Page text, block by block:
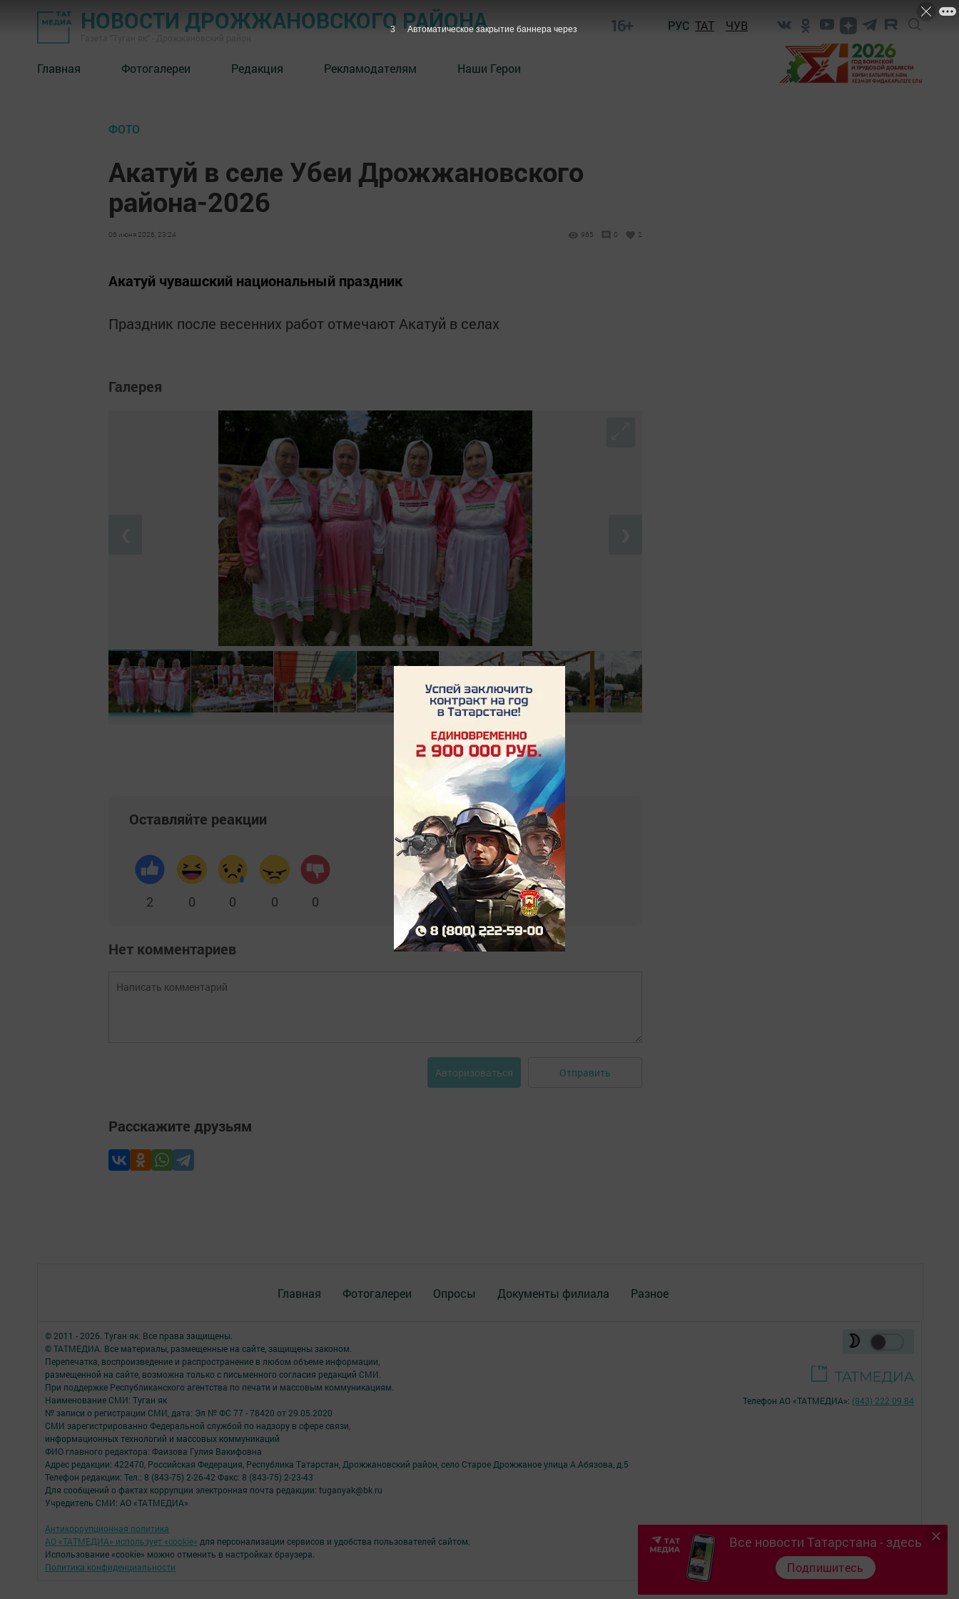
НОВОСТИ ДРОЖЖАНОВСКОГО РАЙОНА 16+ РУС ТАТ ЧУВ
Главная Фотогалереи Редакция Рекламодателям Наши Герои
ФОТО
Акатуй в селе Убеи Дрожжановского
района-2026
06 июня 2026, 23:24 965 0 2
Акатуй чувашский национальный праздник
Праздник после весенних работ отмечают Акатуй в селах
Галерея
Оставляйте реакции
2 0 0 0 0
Нет комментариев
Авторизоваться Отправить
Расскажите друзьям
Главная Фотогалереи Опросы Документы филиала Разное
Все новости Татарстана - здесь
Подпишитесь
© 2011 - 2026. Туган як. Все права защищены.
© ТАТМЕДИА. Все материалы, размещенные на сайте, защищены законом.
Перепечатка, воспроизведение и распространение в любом объеме информации,
размещенной на сайте, возможна только с письменного согласия редакций СМИ.
При поддержке Республиканского агентства по печати и массовым коммуникациям.
Наименование СМИ: Туган як
№ записи о регистрации СМИ, дата: Эл № ФС 77 - 78420 от 29.05.2020
СМИ зарегистрированно Федеральной службой по надзору в сфере связи,
информационных технологий и массовых коммуникаций
ФИО главного редактора: Фаизова Гулия Вакифовна
Адрес редакции: 422470, Российская Федерация, Республика Татарстан, Дрожжановский район, село Старое Дрожжаное улица А.Абязова, д.5
Телефон редакции: Тел.: 8 (843-75) 2-26-42 Факс: 8 (843-75) 2-23-43
Для сообщений о фактах коррупции электронная почта редакции: tuganyak@bk.ru
Учредитель СМИ: АО «ТАТМЕДИА»
Антикоррупционная политика
АО «ТАТМЕДИА» использует «cookie» для персонализации сервисов и удобства пользователей сайтом.
Использование «cookie» можно отменить в настройках браузера.
Политика конфиденциальности
Телефон АО «ТАТМЕДИА»: (843) 222 09 84
16+
2 Автоматическое закрытие баннера через